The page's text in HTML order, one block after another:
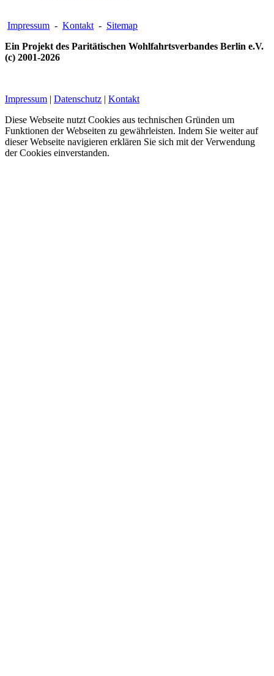
Impressum - Kontakt - Sitemap
Ein Projekt des Paritätischen Wohlfahrtsverbandes Berlin e.V.
(c) 2001-2026
Impressum | Datenschutz | Kontakt
Diese Webseite nutzt Cookies aus technischen Gründen um
Funktionen der Webseiten zu gewährleisten. Indem Sie weiter auf
dieser Webseite navigieren erklären Sie sich mit der Verwendung
der Cookies einverstanden.